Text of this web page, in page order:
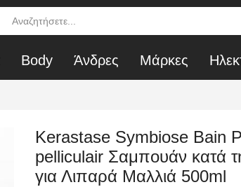
Body Άνδρες Μάρκες
Kerastase Symbiose Bain
pelliculair Σαμπουάν κατά
για Λιπαρά Μαλλιά 500ml